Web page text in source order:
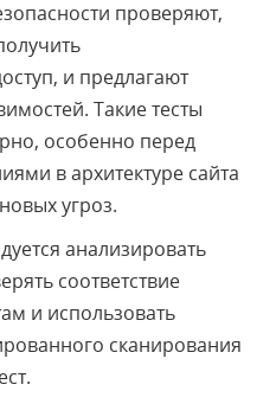
проверяют,
и предлагают
Такие тесты
особенно перед
в архитектуре сайта
угроз.
анализировать
соответствие
и использовать
сканирования